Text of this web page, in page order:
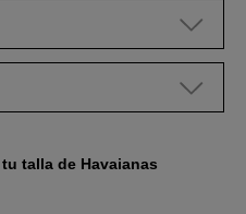
talla de Havaianas